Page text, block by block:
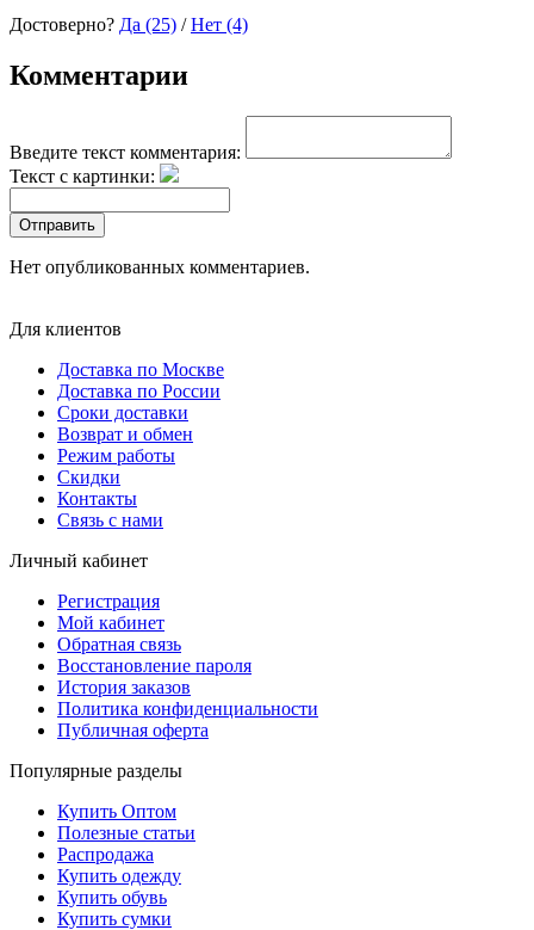
Достоверно? Да (25) /Нет (4)
Комментарии
Введите текст комментария:
Текст с картинки:
Отправить
Нет опубликованных комментариев.
Для клиентов
Доставка по Москве
Доставка по России
Сроки доставки
Возврат и обмен
Режим работы
Скидки
Контакты
Связь с нами
Личный кабинет
Регистрация
Мой кабинет
Обратная связь
Восстановление пароля
История заказов
Политика конфиденциальности
Публичная оферта
Популярные разделы
Купить Оптом
Полезные статьи
Распродажа
Купить одежду
Купить обувь
Купить сумки